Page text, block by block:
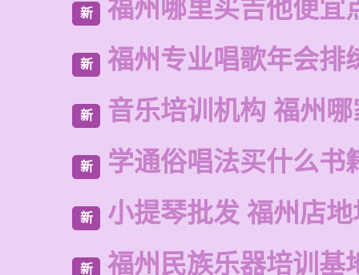
新 福州哪里买吉他便宜
新 福州专业唱歌年会排
新 音乐培训机构 福州
新 学通俗唱法买什么书
新 小提琴批发 福州店
新 福州民族乐器培训基